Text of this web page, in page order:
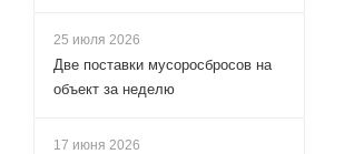
25 июля 2026
Две поставки мусоросбросов на
объект за неделю
17 июня 2026